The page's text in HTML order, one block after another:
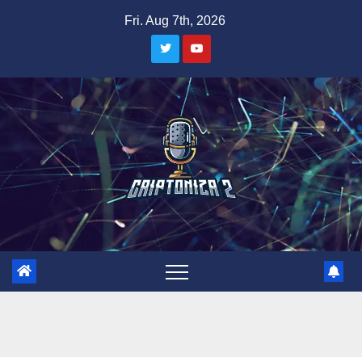
Fri. Aug 7th, 2026